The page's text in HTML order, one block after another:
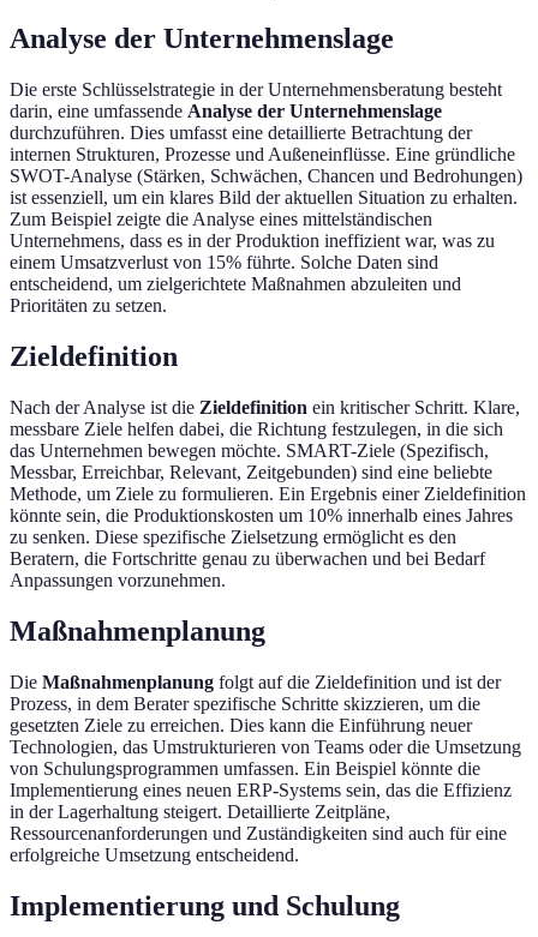
Analyse der Unternehmenslage
Die erste Schlüsselstrategie in der Unternehmensberatung besteht
darin, eine umfassende Analyse der Unternehmenslage
durchzuführen. Dies umfasst eine detaillierte Betrachtung der
internen Strukturen, Prozesse und Außeneinflüsse. Eine gründliche
SWOT-Analyse (Stärken, Schwächen, Chancen und Bedrohungen)
ist essenziell, um ein klares Bild der aktuellen Situation zu erhalten.
Zum Beispiel zeigte die Analyse eines mittelständischen
Unternehmens, dass es in der Produktion ineffizient war, was zu
einem Umsatzverlust von 15% führte. Solche Daten sind
entscheidend, um zielgerichtete Maßnahmen abzuleiten und
Prioritäten zu setzen.
Zieldefinition
Nach der Analyse ist die Zieldefinition ein kritischer Schritt. Klare,
messbare Ziele helfen dabei, die Richtung festzulegen, in die sich
das Unternehmen bewegen möchte. SMART-Ziele (Spezifisch,
Messbar, Erreichbar, Relevant, Zeitgebunden) sind eine beliebte
Methode, um Ziele zu formulieren. Ein Ergebnis einer Zieldefinition
könnte sein, die Produktionskosten um 10% innerhalb eines Jahres
zu senken. Diese spezifische Zielsetzung ermöglicht es den
Beratern, die Fortschritte genau zu überwachen und bei Bedarf
Anpassungen vorzunehmen.
Maßnahmenplanung
Die Maßnahmenplanung folgt auf die Zieldefinition und ist der
Prozess, in dem Berater spezifische Schritte skizzieren, um die
gesetzten Ziele zu erreichen. Dies kann die Einführung neuer
Technologien, das Umstrukturieren von Teams oder die Umsetzung
von Schulungsprogrammen umfassen. Ein Beispiel könnte die
Implementierung eines neuen ERP-Systems sein, das die Effizienz
in der Lagerhaltung steigert. Detaillierte Zeitpläne,
Ressourcenanforderungen und Zuständigkeiten sind auch für eine
erfolgreiche Umsetzung entscheidend.
Implementierung und Schulung